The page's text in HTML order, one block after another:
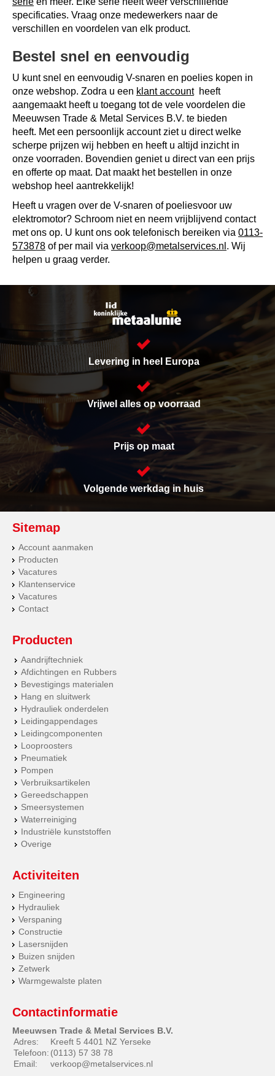
specificaties. Vraag onze medewerkers naar de
verschillen en voordelen van elk product.
Bestel snel en eenvoudig
U kunt snel en eenvoudig V-snaren en poelies kopen in
onze webshop. Zodra u een klant accountheeft
aangemaakt heeft u toegang tot de vele voordelen die
Meeuwsen Trade & Metal Services B.V. te bieden
heeft. Met een persoonlijk account ziet u direct welke
scherpe prijzen wij hebben en heeft u altijd inzicht in
onze voorraden. Bovendien geniet u direct van een prijs
en offerte op maat. Dat maakt het bestellen in onze
webshop heel aantrekkelijk!
Heeft u vragen over de V-snaren of poeliesvoor uw
elektromotor? Schroom niet en neem vrijblijvend contact
met ons op. U kunt ons ook telefonisch bereiken via 0113-
573878 of per mail via verkoop@metalservices.nl . Wij
helpen u graag verder.
Levering in heel Europa
Vrijwel alles op voorraad
Prijs op maat
Volgende werkdag in huis
Sitemap
Account aanmaken
Producten
Vacatures
Klantenservice
Vacatures
Contact
Producten
Aandrijftechniek
Afdichtingen en Rubbers
Bevestigings materialen
Hang en sluitwerk
Hydrauliek onderdelen
Leidingappendages
Leidingcomponenten
Looproosters
Pneumatiek
Pompen
Verbruiksartikelen
Gereedschappen
Smeersystemen
Waterreiniging
Industriële kunststoffen
Overige
Activiteiten
Engineering
Hydrauliek
Verspaning
Constructie
Lasersnijden
Buizen snijden
Zetwerk
Warmgewalste platen
Contactinformatie
Meeuwsen Trade & Metal Services B.V.
Adres:
Kreeft 5 4401 NZ Yerseke
Telefoon: (0113) 57 38 78
Email:
verkoop@metalservices.nl